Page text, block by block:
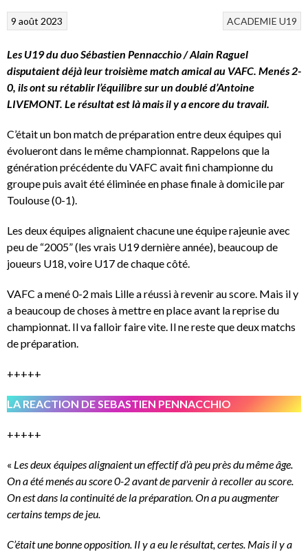
ACADEMIE U19
9 août 2023
Les U19 du duo Sébastien Pennacchio / Alain Raguel
disputaient déjà leur troisième match amical au VAFC. Menés 2-
0, ils ont su rétablir l’équilibre sur un doublé d’Antoine
LIVEMONT. Le résultat est là mais il y a encore du travail.
C’était un bon match de préparation entre deux équipes qui
évolueront dans le même championnat. Rappelons que la
génération précédente du VAFC avait fini championne du
groupe puis avait été éliminée en phase finale à domicile par
Toulouse (0-1).
Les deux équipes alignaient chacune une équipe rajeunie avec
peu de “2005” (les vrais U19 dernière année), beaucoup de
joueurs U18, voire U17 de chaque côté.
VAFC a mené 0-2 mais Lille a réussi à revenir au score. Mais il y
a beaucoup de choses à mettre en place avant la reprise du
championnat. Il va falloir faire vite. Il ne reste que deux matchs
de préparation.
+++++
LA REACTION DE SEBASTIEN PENNACCHIO
+++++
« Les deux équipes alignaient un effectif d’à peu près du même âge.
On a été menés au score 0-2 avant de parvenir à recoller au score.
On est dans la continuité de la préparation. On a pu augmenter
certains temps de jeu.
C’était une bonne opposition. Il y a eu le résultat, certes. Mais il y a